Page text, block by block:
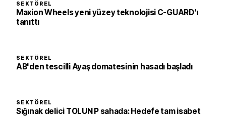
SEKTÖREL
Maxion Wheels yeni yüzey teknolojisi C-GUARD’ı
tanıttı
SEKTÖREL
AB'den tescilli Ayaş domatesinin hasadı başladı
SEKTÖREL
Sığınak delici TOLUN P sahada: Hedefe tam isabet